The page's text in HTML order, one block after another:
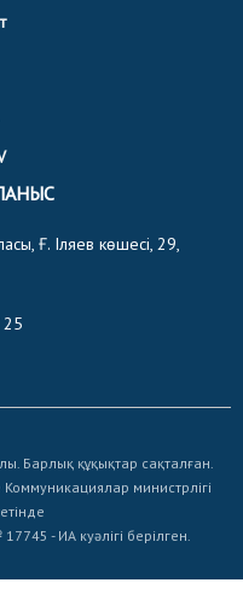
Ғ. Іляев көшесі, 29,
Барлық құқықтар сақталған.
министрлігі
- ИА куәлігі берілген.